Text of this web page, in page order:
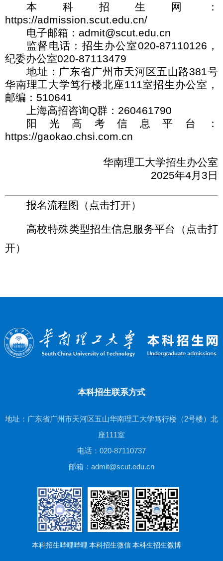
本科招生网：
https://admission.scut.edu.cn/
电子邮箱： admit@scut.edu.cn
监督电话：招生办公室020-87110126 ，
纪委办公室020-87113479
地址：广东省广州市天河区五山路381号
华南理工大学笃行楼北座111室招生办公室，
邮编： 510641
上海高招咨询Q群： 260461790
阳光高考信息平台：
https://gaokao.chsi.com.cn
华南理工大学招生办公室
2025年4 月 3 日
报名流程图（点击打开）
高校特殊类型招生信息服务平台
（点击打
开）
本科招生联系方式
地址：广东省广州市天河区五山华南理工大学笃行楼（2号楼）北
座111室
电话：020-87110737
邮箱：admit@scut.edu.cn
本科招生哔哩哔哩 本科招生微信本科生招生微博